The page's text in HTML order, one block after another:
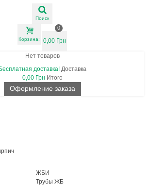
Поиск
Корзина:
0
0,00 Грн
Нет товаров
Бесплатная доставка! Доставка
0,00 Грн Итого
Оформление заказа
ЖБИ
Трубы ЖБ